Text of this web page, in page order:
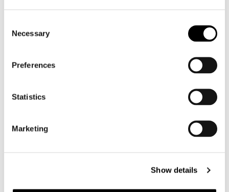
Selection
Necessary
Preferences
Statistics
Marketing
Show details